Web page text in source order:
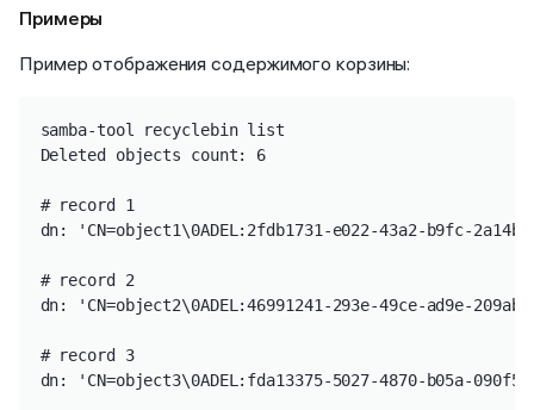
Примеры
Пример отображения содержимого корзины:
samba-tool recyclebin list
Deleted objects count: 6
# record 1
dn: 'CN=object1\0ADEL:2fdb1731-e022-43a2-b9fc-
# record 2
dn: 'CN=object2\0ADEL:46991241-293e-49ce-ad9e-
# record 3
dn: 'CN=object3\0ADEL:fda13375-5027-4870-b05a-